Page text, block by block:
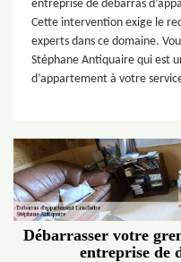
entreprise de débarras
Cette intervention exige le
experts dans ce domaine.
Stéphane Antiquaire qui est
d’appartement à votre
Débarrasser votre
entreprise de